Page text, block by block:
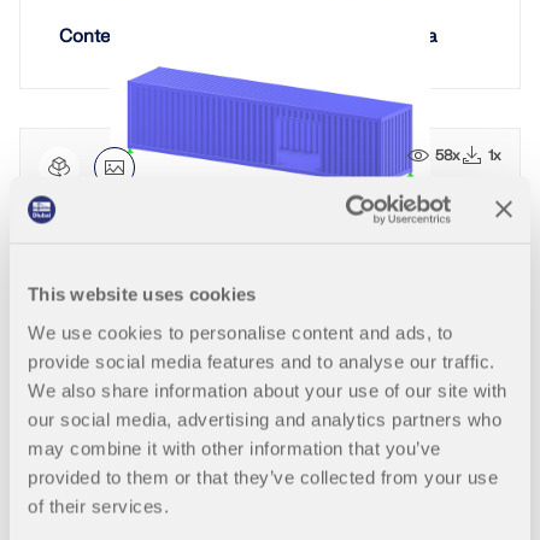
This website uses cookies
We use cookies to personalise content and ads, to
provide social media features and to analyse our traffic.
We also share information about your use of our site with
our social media, advertising and analytics partners who
may combine it with other information that you’ve
provided to them or that they’ve collected from your use
of their services.
RWIND 3
Per maggiori informazioni
API Dlubal
La vostra porta verso la modellazione parametrica e
l'automazione
Scopri l'API
COLLEGARSI CON L'ASSISTENZA
ingegneria e porta la tua carriera a nuovi livelli.
SCOPRI LE POSIZIONI APERTE
Contenitore Con Aperture Di Porta E Finestra
58x 1x
Contenitore Con Apertura Porta Modellato Da Su
1427x
Struttura del container